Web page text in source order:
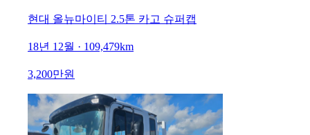
현대 올뉴마이티 2.5톤 카고 슈퍼캡
18년 12월 · 109,479km
3,200만원